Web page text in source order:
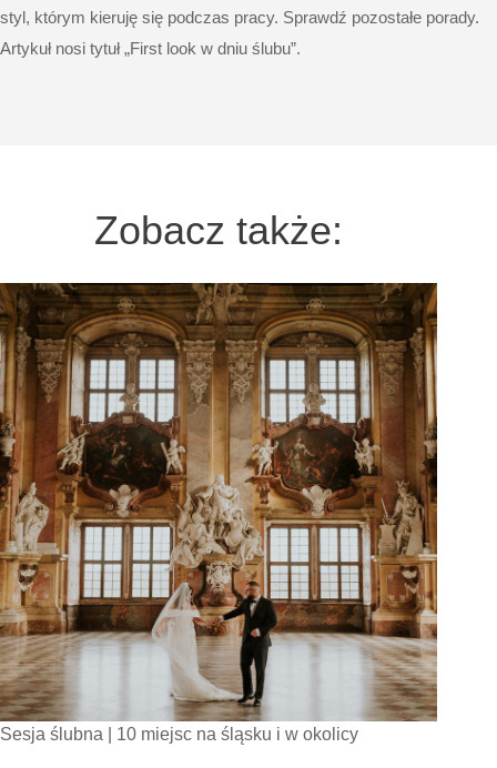
styl, którym kieruję się podczas pracy. Sprawdź pozostałe porady.
Artykuł nosi tytuł „First look w dniu ślubu”.
Zobacz także:
Sesja ślubna | 10 miejsc na śląsku i w okolicy